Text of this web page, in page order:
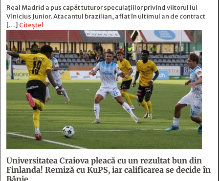
Real Madrid a pus capăt tuturor speculațiilor privind viitorul lui
Vinicius Junior. Atacantul brazilian, aflat în ultimul an de contract
[…] Citește!
Universitatea Craiova pleacă cu un rezultat bun din
Finlanda! Remiză cu KuPS, iar calificarea se decide în